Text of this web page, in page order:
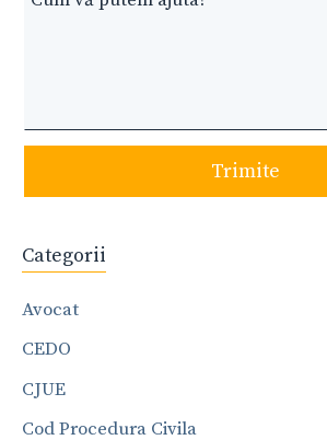
Trimite
Categorii
Avocat
CEDO
CJUE
Cod Procedura Civila